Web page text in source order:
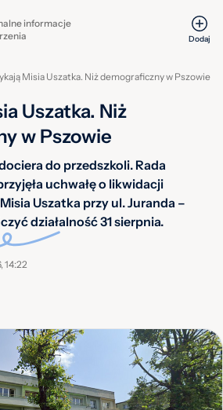
informacje
Dodaj
Misia Uszatka. Niż demograficzny w Pszowie
Uszatka. Niż
w Pszowie
do przedszkoli. Rada
uchwałę o likwidacji
Uszatka przy ul. Juranda –
działalność 31 sierpnia.
14:22